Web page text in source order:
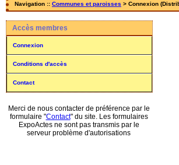
Navigation :: Communes et paroisses > Connexion
Accès membres
Connexion
Conditions d'accès
Contact
Merci de nous contacter de préférence par le
formulaire "Contact" du site. Les formulaires
ExpoActes ne sont pas transmis par le
serveur problème d'autorisations